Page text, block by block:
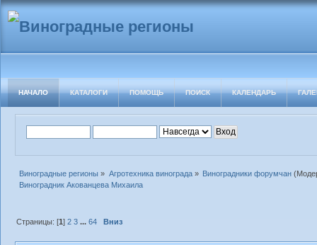
НАЧАЛО КАТАЛОГИ ПОМОЩЬ ПОИСК КАЛЕНДАРЬ
Виноградные регионы » Агротехника винограда» Виноградники форумчан
Виноградник Акованцева Михаила
Страницы: [1]2 3 ...64 Вниз